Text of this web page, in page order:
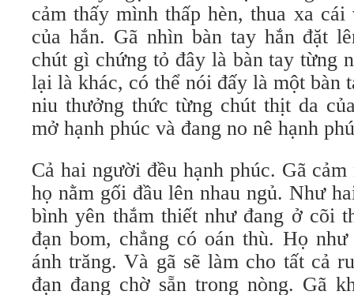
cảm thấy mình thấp hèn, thua xa
của hắn. Gã nhìn bàn tay hắn đặt
chút gì chứng tỏ đây là bàn tay từng
lại là khác, có thể nói đấy là một bàn
niu thưởng thức từng chút thịt da
mở hạnh phúc và đang no nê hạnh
Cả hai người đều hạnh phúc. Gã
họ nằm gối đầu lên nhau ngủ. Như
bình yên thắm thiết như đang ở cõi
đạn bom, chẳng có oán thù. Họ
ánh trăng. Và gã sẽ làm cho tất cả
đạn đang chờ sẵn trong nòng. Gã